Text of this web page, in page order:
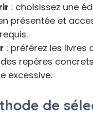
: choisissez une
présentée et
: préférez les livres
repères
excessive.
de